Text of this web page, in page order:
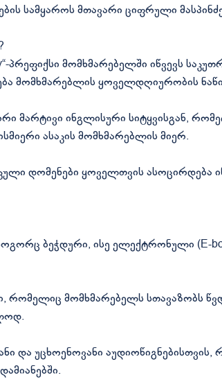
სამყაროს მთავარი ციფრული
მომხმარებელში იწვევს
მომხმარებლის ყოველდღიურობის
მარტივი ინგლისური სიტყვისგან,
ასაკის მომხმარებლის მიერ.
დომენები ყოველთვის ასოცირდება
ბეჭდური, ისე ელექტრონული (E-
მომხმარებელს სთავაზობს
და უცხოენოვანი